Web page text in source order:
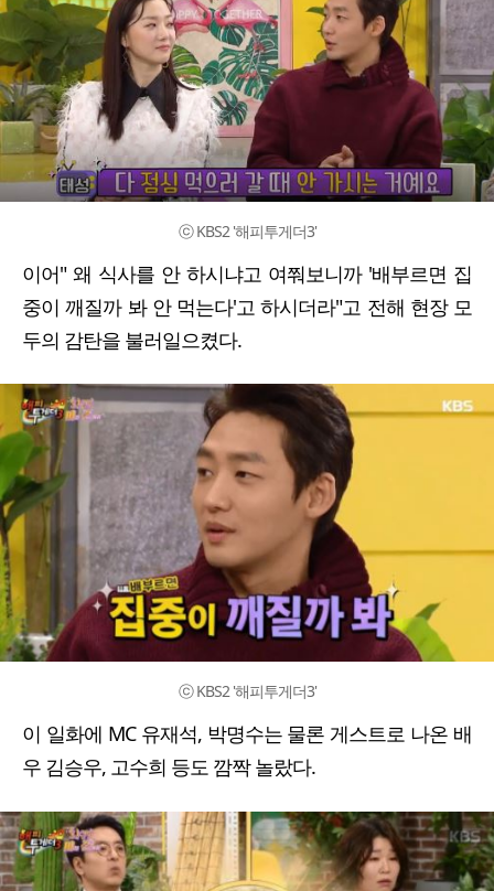
ⓒ KBS2 '해피투게더3'
이어" 왜 식사를 안 하시냐고 여쭤보니까 '배부르면 집
중이 깨질까 봐 안 먹는다'고 하시더라"고 전해 현장 모
두의 감탄을 불러일으켰다.
ⓒ KBS2 '해피투게더3'
이 일화에 MC 유재석, 박명수는 물론 게스트로 나온 배
우 김승우, 고수희 등도 깜짝 놀랐다.